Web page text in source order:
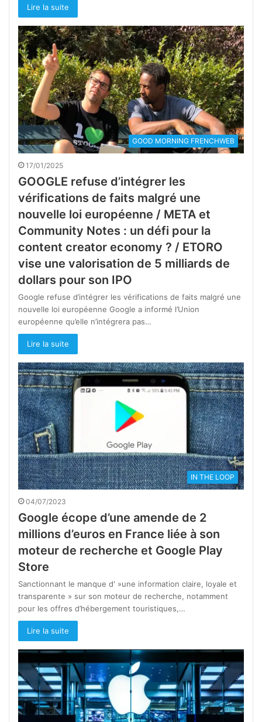
Lire la suite
GOOD MORNING FRENCHWEB
17/01/2025
GOOGLE refuse d’intégrer les
vérifications de faits malgré une
nouvelle loi européenne / META et
Community Notes : un défi pour la
content creator economy ? / ETORO
vise une valorisation de 5 milliards de
dollars pour son IPO
Google refuse d’intégrer les vérifications de faits malgré une
nouvelle loi européenne Google a informé l’Union
européenne qu’elle n’intégrera pas…
Lire la suite
IN THE LOOP
04/07/2023
Google écope d’une amende de 2
millions d’euros en France liée à son
moteur de recherche et Google Play
Store
Sanctionnant le manque d' »une information claire, loyale et
transparente » sur son moteur de recherche, notamment
pour les offres d’hébergement touristiques,…
Lire la suite